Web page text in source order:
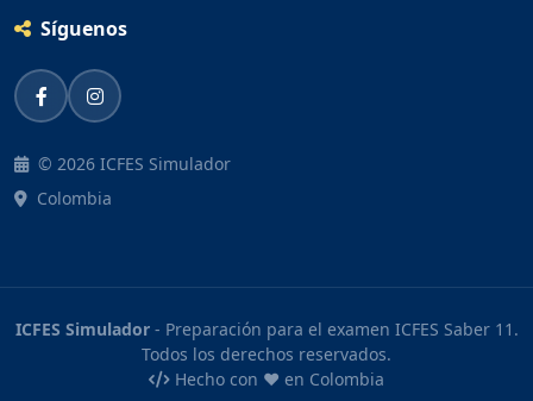
Síguenos
© 2026 ICFES Simulador
Colombia
ICFES Simulador- Preparación para el examen ICFES Saber 11.
Todos los derechos reservados.
Hecho con ❤️ en Colombia